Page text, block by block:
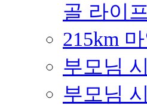
골 라이
215km
부모님
부모님